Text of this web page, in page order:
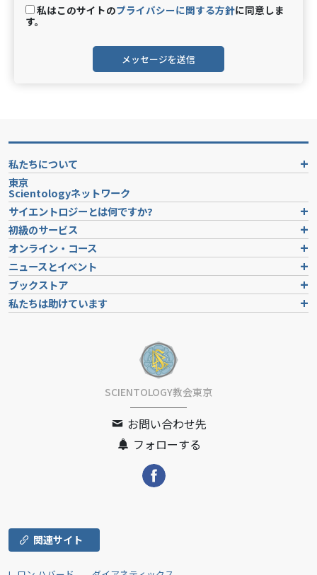
私はこのサイトのプライバシーに関する方針に同意しま
す。
メッセージを送信
私たちについて
東京
Scientologyネットワーク
サイエントロジーとは何ですか?
初級のサービス
オンライン・コース
ニュースとイベント
ブックストア
私たちは助けています
SCIENTOLOGY教会東京
お問い合わせ先
フォローする
関連サイト